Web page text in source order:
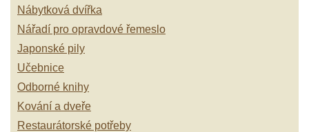
Nábytková dvířka
Nářadí pro opravdové řemeslo
Japonské pily
Učebnice
Odborné knihy
Kování a dveře
Restaurátorské potřeby